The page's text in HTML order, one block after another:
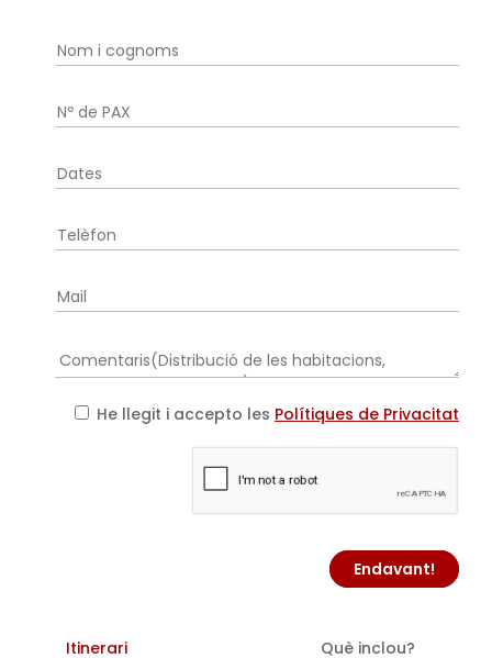
He llegit i accepto les Polítiques de Privacitat
Endavant!
Itinerari Què inclou?